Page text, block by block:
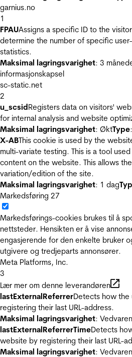
garnius.no
1
FPAUAssigns a specific ID to the
determine the number of specific
statistics.
Maksimal lagringsvarighet: 3
informasjonskapsel
sc-static.net
2
u_scsidRegisters data on visitors'
for internal analysis and website
Maksimal lagringsvarighet: ØktType
X-ABThis cookie is used by the
multi-variate testing. This is a tool
content on the website. This allows
variation/edition of the site.
Maksimal lagringsvarighet: 1 dag
Markedsføring 27
Markedsførings-cookies brukes til å
nettsteder. Hensikten er å vise
engasjerende for den enkelte bruker
utgivere og tredjeparts annonsører.
Meta Platforms, Inc.
3
Lær mer om denne leverandøren
lastExternalReferrerDetects how
registering their last URL-address.
Maksimal lagringsvarighet:
lastExternalReferrerTimeDetects
website by registering their last URL-
Maksimal lagringsvarighet: